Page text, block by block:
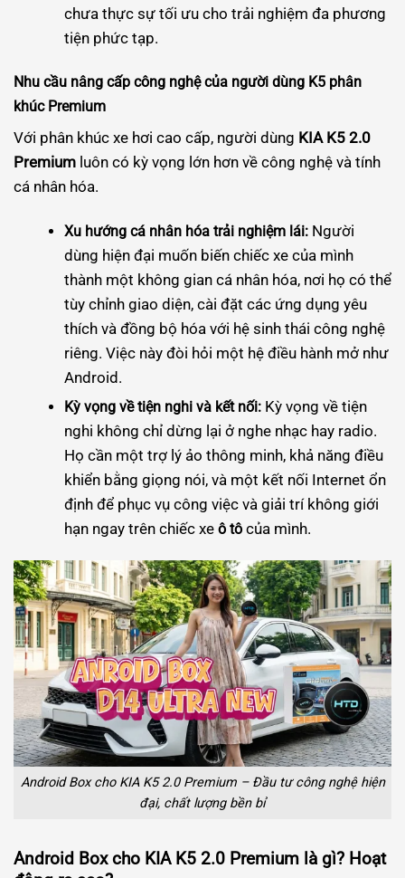
chưa thực sự tối ưu cho trải nghiệm đa phương
tiện phức tạp.
Nhu cầu nâng cấp công nghệ của người dùng K5 phân
khúc Premium
Với phân khúc xe hơi cao cấp, người dùng KIA K5 2.0
Premium luôn có kỳ vọng lớn hơn về công nghệ và tính
cá nhân hóa.
Xu hướng cá nhân hóa trải nghiệm lái:Người
dùng hiện đại muốn biến chiếc xe của mình
thành một không gian cá nhân hóa, nơi họ có thể
tùy chỉnh giao diện, cài đặt các ứng dụng yêu
thích và đồng bộ hóa với hệ sinh thái công nghệ
riêng. Việc này đòi hỏi một hệ điều hành mở như
Android.
Kỳ vọng về tiện nghi và kết nối:Kỳ vọng về tiện
nghi không chỉ dừng lại ở nghe nhạc hay radio.
Họ cần một trợ lý ảo thông minh, khả năng điều
khiển bằng giọng nói, và một kết nối Internet ổn
định để phục vụ công việc và giải trí không giới
hạn ngay trên chiếc xe ô tôcủa mình.
Android Box cho KIA K5 2.0 Premium – Đầu tư công nghệ hiện
đại, chất lượng bền bỉ
Android Box cho KIA K5 2.0 Premium là gì? Hoạt